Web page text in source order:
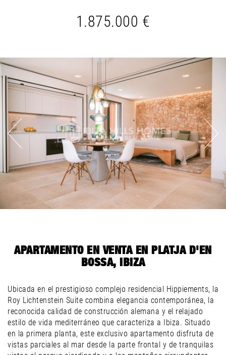
1.875.000 €
APARTAMENTO EN VENTA EN PLATJA D'EN
BOSSA, IBIZA
Ubicada en el prestigioso complejo residencial Hippiements, la
Roy Lichtenstein Suite combina elegancia contemporánea, la
reconocida calidad de construcción alemana y el relajado
estilo de vida mediterráneo que caracteriza a Ibiza. Situado
en la primera planta, este exclusivo apartamento disfruta de
vistas parciales al mar desde la parte frontal y de tranquilas